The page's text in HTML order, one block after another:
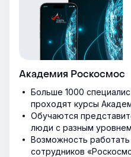
Академия Роскосмос
Больше 1000
проходят курсы
Обучаются
люди с разным уровнем
Возможность работать
сотрудников